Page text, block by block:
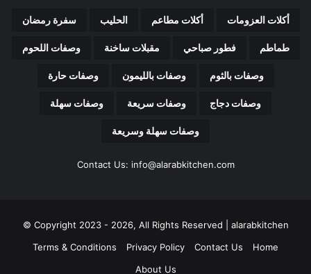
أكلات العزومات أكلات مطاعم الحليب سفرة رمضان
طماطم فطور صباحي مقبلات ساخنة وصفات اللحوم
وصفات بالثوم وصفات بالليمون وصفات حارة
وصفات دجاج وصفات سريعة وصفات سهلة
وصفات سهلة وسريعة
Contact Us: info@alarabkitchen.com
Copyright 2023 - 2026, All Rights Reserved | alarabkitchen ©
Home
Contact Us
Privacy Policy
Terms & Conditions
About Us